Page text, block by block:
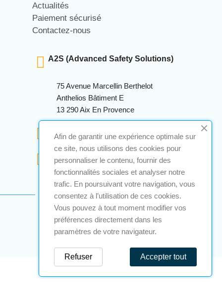
Actualités
Paiement sécurisé
Contactez-nous
A2S (Advanced Safety Solutions)
75 Avenue Marcellin Berthelot
Anthelios Bâtiment E
13 290 Aix En Provence
Afin de garantir une expérience optimale sur
ce site, nous utilisons des cookies pour
personnaliser le contenu, fournir des
fonctionnalités sociales et analyser notre
trafic. En poursuivant votre navigation, vous
consentez à l’utilisation de ces cookies.
Vous pouvez à tout moment modifier vos
préférences directement dans les
paramètres de votre navigateur.
Accepter tout
Refuser